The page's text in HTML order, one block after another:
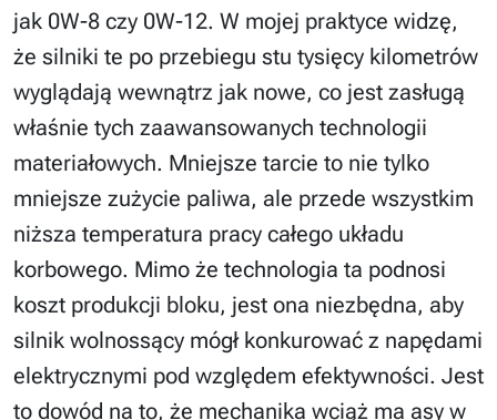
jak 0W-8 czy 0W-12. W mojej praktyce widzę,
że silniki te po przebiegu stu tysięcy kilometrów
wyglądają wewnątrz jak nowe, co jest zasługą
właśnie tych zaawansowanych technologii
materiałowych. Mniejsze tarcie to nie tylko
mniejsze zużycie paliwa, ale przede wszystkim
niższa temperatura pracy całego układu
korbowego. Mimo że technologia ta podnosi
koszt produkcji bloku, jest ona niezbędna, aby
silnik wolnossący mógł konkurować z napędami
elektrycznymi pod względem efektywności. Jest
to dowód na to, że mechanika wciąż ma asy w